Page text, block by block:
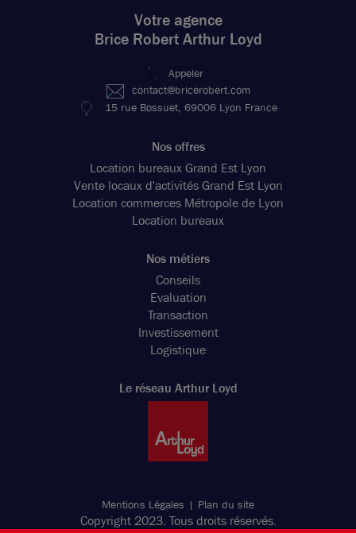
Votre agence
Brice Robert Arthur Loyd
Appeler
contact@bricerobert.com
15 rue Bossuet, 69006 Lyon France
Nos offres
Location bureaux Grand Est Lyon
Vente locaux d'activités Grand Est Lyon
Location commerces Métropole de Lyon
Location bureaux
Nos métiers
Conseils
Evaluation
Transaction
Investissement
Logistique
Le réseau Arthur Loyd
Mentions Légales Plan du site
Copyright 2023. Tous droits réservés.